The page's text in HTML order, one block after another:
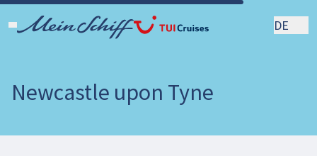
DE
Newcastle upon Tyne